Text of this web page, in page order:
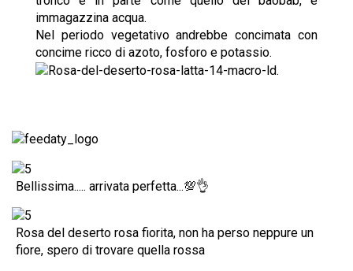
immagazzina acqua.
Nel periodo vegetativo andrebbe concimata con
concime ricco di azoto, fosforo e potassio.
Bellissima..... arrivata perfetta...💯👌
Rosa del deserto rosa fiorita, non ha perso neppure un
fiore, spero di trovare quella rossa